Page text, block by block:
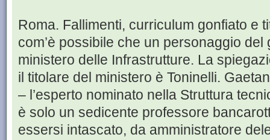
Roma. Fallimenti, curriculum gonfiato e
com’è possibile che un personaggio
ministero delle Infrastrutture. La
il titolare del ministero è Toninelli.
– l’esperto nominato nella Struttura
è solo un sedicente professore
essersi intascato, da amministratore